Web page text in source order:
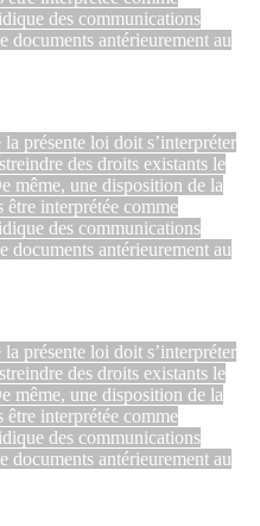
des communications
documents antérieurement au
présente loi doit s’interpréter
des droits existants le
même, une disposition de la
être interprétée comme
des communications
documents antérieurement au
présente loi doit s’interpréter
des droits existants le
même, une disposition de la
être interprétée comme
des communications
documents antérieurement au